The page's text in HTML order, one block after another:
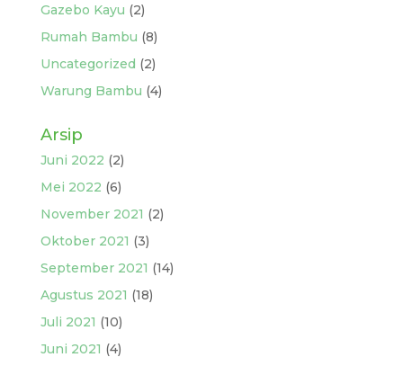
Gazebo Kayu (2)
Rumah Bambu (8)
Uncategorized (2)
Warung Bambu (4)
Arsip
Juni 2022 (2)
Mei 2022 (6)
November 2021 (2)
Oktober 2021 (3)
September 2021 (14)
Agustus 2021 (18)
Juli 2021 (10)
Juni 2021 (4)